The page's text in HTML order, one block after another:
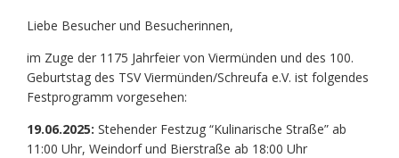
Liebe Besucher und Besucherinnen,
im Zuge der 1175 Jahrfeier von Viermünden und des 100.
Geburtstag des TSV Viermünden/Schreufa e.V. ist folgendes
Festprogramm vorgesehen:
19.06.2025: Stehender Festzug “Kulinarische Straße” ab
11:00 Uhr, Weindorf und Bierstraße ab 18:00 Uhr